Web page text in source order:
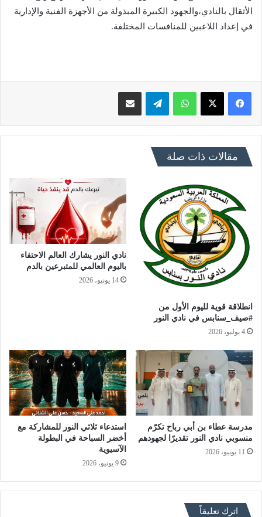
الأثقال بالنادي،والجهود الكبيرة المبذولة من الأجهزة الفنية والإدارية
في إعداد اللاعبين للمنافسات المختلفة.
فيسبوك X واتساب تيلقرام
مقالات ذات صلة
انطلاقة قوية لليوم الأول من
#صيف_سنابس في نادي النور
4 يوليو، 2026
نادي النور يشارك العالم الاحتفاء
باليوم العالمي للمتبرعين بالدم
14 يونيو، 2026
مدرسة عطاء بن أبي رباح تكرّم
منسوبي نادي النور تقديرًا لجهودهم
11 يونيو، 2026
استدعاء ثلاثي النور للمشاركة مع
أخضر السباحة في البطولة
الآسيوية
9 يونيو، 2026
اترك تعليقاً